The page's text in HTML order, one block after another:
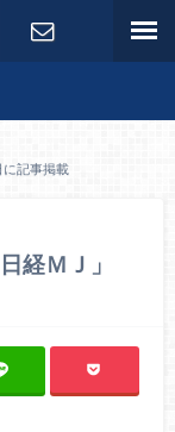
に記事掲載
経ＭＪ」